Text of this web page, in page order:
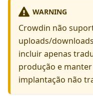
WARNING
Crowdin não
uploads/
incluir apenas
produção e
implantação não